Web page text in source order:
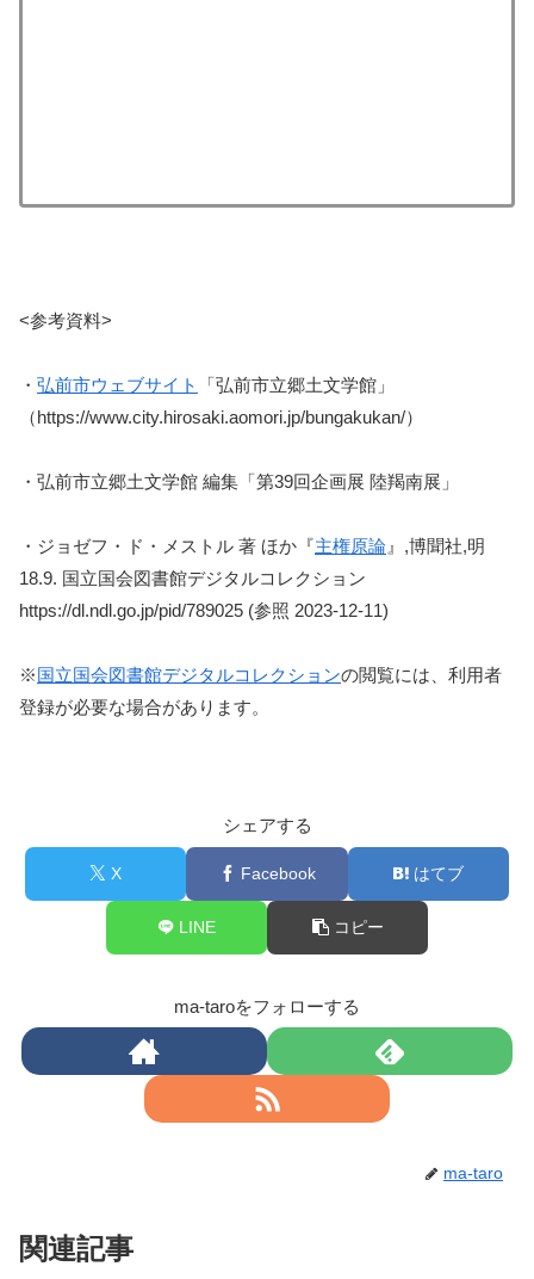
<参考資料>
・ 弘前市ウェブサイト
「弘前市立郷土文学館」
（https://www.city.hirosaki.aomori.jp/bungakukan/）
・弘前市立郷土文学館 編集「第39回企画展 陸羯南展」
・ジョゼフ・ド・メストル 著 ほか『主権原論』,博聞社,明
18.9. 国立国会図書館デジタルコレクション
https://dl.ndl.go.jp/pid/789025 (参照 2023-12-11)
※国立国会図書館デジタルコレクションの閲覧には、利用者
登録が必要な場合があります。
シェアする
X Facebook はてブ
LINE コピー
ma-taroをフォローする
ma-taro
関連記事